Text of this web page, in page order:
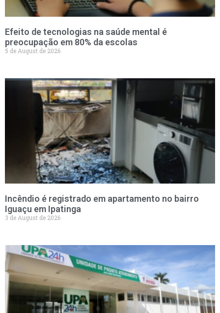
Efeito de tecnologias na saúde mental é
preocupação em 80% da escolas
5 de August de 2026
Incêndio é registrado em apartamento no bairro
Iguaçu em Ipatinga
3 de August de 2026